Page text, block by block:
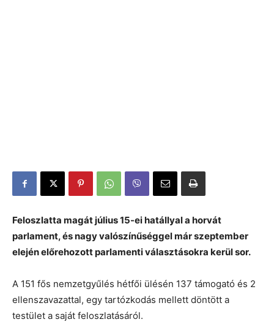
Feloszlatta magát július 15-ei hatállyal a horvát
parlament, és nagy valószínűséggel már szeptember
elején előrehozott parlamenti választásokra kerül sor.
A 151 fős nemzetgyűlés hétfői ülésén 137 támogató és 2
ellenszavazattal, egy tartózkodás mellett döntött a
testület a saját feloszlatásáról.